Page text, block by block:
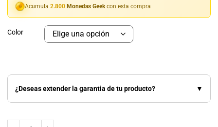
Acumula 2.800 Monedas Geek con esta compra
Color
¿Deseas extender la garantia de tu producto? ▼